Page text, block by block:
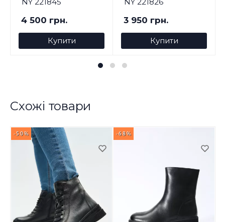
NY 221845
4 500 грн.
Купити
NY 221826
3 950 грн.
Купити
Схожі товари
-50% -68%